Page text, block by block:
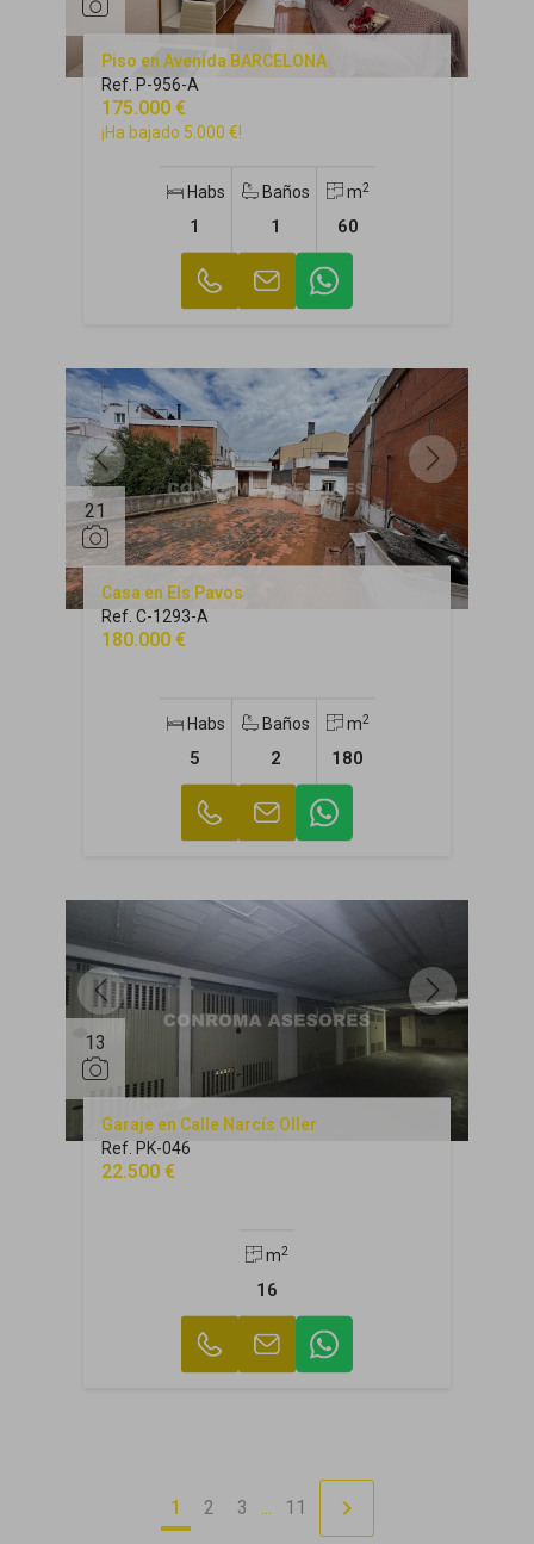
Piso en Avenida BARCELONA
Ref. P-956-A
175.000 €
¡Ha bajado 5.000 €!
Habs
1
Baños
1
m2
60
21
Casa en Els Pavos
Ref. C-1293-A
180.000 €
Habs
5
Baños
2
m2
180
13
Garaje en Calle Narcís Oller
Ref. PK-046
22.500 €
m2
16
1 2 3 ... 11 chevron_right